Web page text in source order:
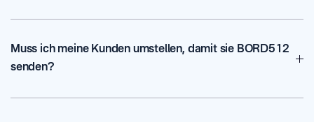
Ja. Unsere KI ist darauf spezialisiert, Informationen aus
Auftrag alsPDF-Anhang , alsExcel-Listeoder direkt als Text
im E-Mail-Body
Muss ich meine Kunden umstellen, damit sie BORD512
senden?
Nein, genau das ist der Vorteil von GM-DocuStream. Ihre